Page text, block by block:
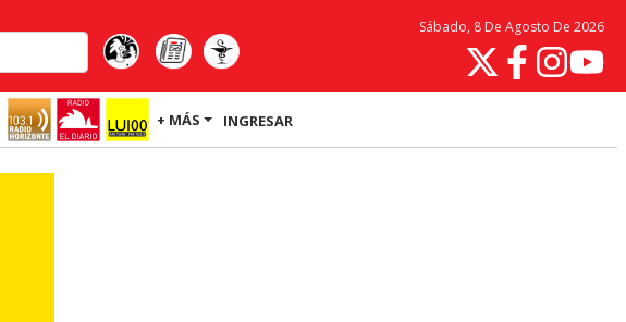
Sábado, 8 De Agosto De 2026
+ MÁS INGRESAR